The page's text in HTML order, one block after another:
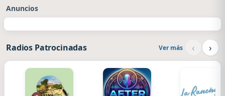
Anuncios
Radios Patrocinadas Ver más ‹ ›